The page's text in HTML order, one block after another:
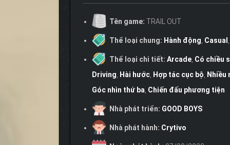
Tên game: TRAIL OUT
Thể loại chung: Hành động, Casual
Thể loại chi tiết: Arcade, Có chiều
Driving, Hài hước, Hợp tác cục bộ, Nhiều
Góc nhìn thứ ba, Chiến đấu phương tiện
Nhà phát triển: GOOD BOYS
Nhà phát hành: Crytivo